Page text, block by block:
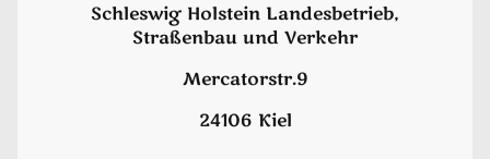
Schleswig Holstein Landesbetrieb,
Straßenbau und Verkehr
Mercatorstr.9
24106 Kiel